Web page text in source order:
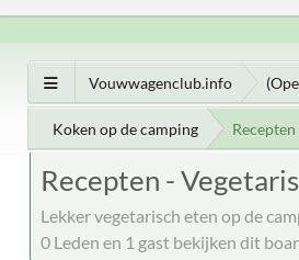
Vouwwagenclub.info
Koken op de camping
Recepten -
Lekker vegetarisch eten op de
0 Leden en 1 gast bekijken dit